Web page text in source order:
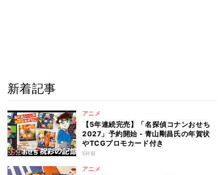
新着記事
アニメ
【5年連続完売】「名探偵コナンおせち
2027」予約開始 - 青山剛昌氏の年賀状
やTCGプロモカード付き
5分前
アニメ